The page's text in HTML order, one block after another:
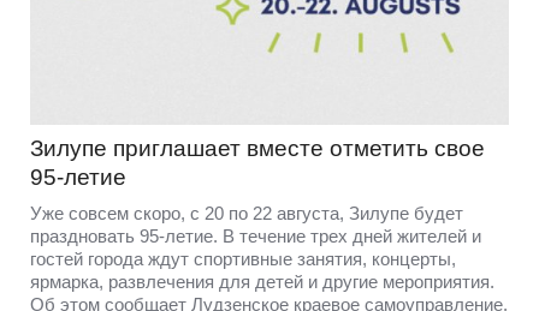
Зилупе приглашает вместе отметить свое
95-летие
Уже совсем скоро, с 20 по 22 августа, Зилупе будет
праздновать 95-летие. В течение трех дней жителей и
гостей города ждут спортивные занятия, концерты,
ярмарка, развлечения для детей и другие мероприятия.
Об этом сообщает Лудзенское краевое самоуправление.